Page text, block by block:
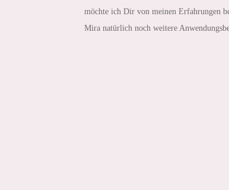
möchte ich Dir von meinen Erfahrungen
Mira natürlich noch weitere